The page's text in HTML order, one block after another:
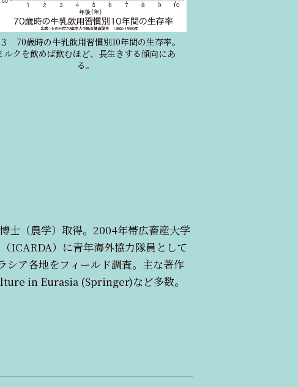
70歳時の牛乳飲用習慣別10年間の生存率。
ルクを飲めば飲むほど、長生きする傾向にあ
る。
士（農学）取得。2004年帯広畜産大学
ICARDA）に青年海外協力隊員として
シア各地をフィールド調査。主な著作
in Eurasia (Springer)など多数。